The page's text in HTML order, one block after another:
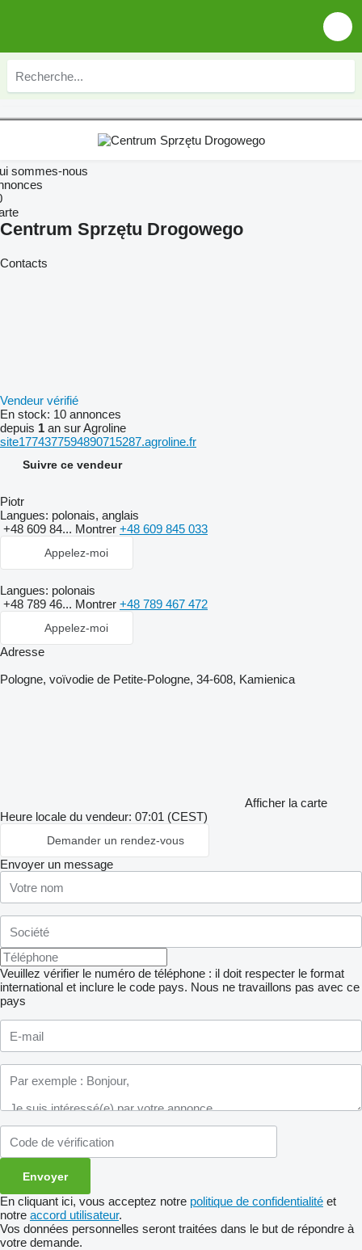
sommes-nous
Centrum Sprzętu Drogowego
Contacts
Vendeur vérifié
En stock: 10 annonces
depuis 1 an sur Agroline
site1774377594890715287.agroline.fr
Suivre ce vendeur
Piotr
Langues: polonais, anglais
+48 609 84... Montrer +48 609 845 033
Appelez-moi
Langues: polonais
+48 789 46... Montrer +48 789 467 472
Appelez-moi
Adresse
Pologne, voïvodie de Petite-Pologne, 34-608, Kamienica
Afficher la carte
Heure locale du vendeur: 07:01 (CEST)
Demander un rendez-vous
Envoyer un message
Veuillez vérifier le numéro de téléphone : il doit respecter le format
international et inclure le code pays. Nous ne travaillons pas avec ce
pays
En cliquant ici, vous acceptez notre politique de confidentialité et
notre accord utilisateur.
Vos données personnelles seront traitées dans le but de répondre à
votre demande.